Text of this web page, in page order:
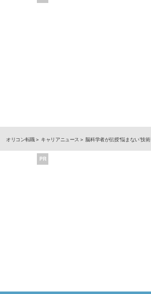
オリコン転職 キャリアニュース 脳科学者が伝授“悩まない”技術
PR